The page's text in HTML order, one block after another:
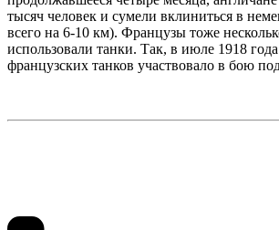
тысяч человек и сумели вклиниться в
всего на 6-10 км). Французы тоже
использовали танки. Так, в июле 1918
французских танков участвовало в бою